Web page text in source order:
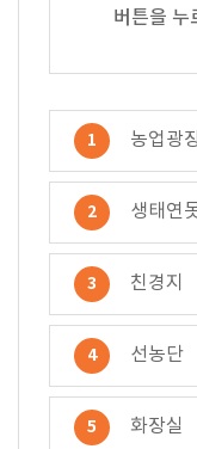
버튼을 누
1 농업광
2 생태연
3 친경지
4 선농단
5 화장실